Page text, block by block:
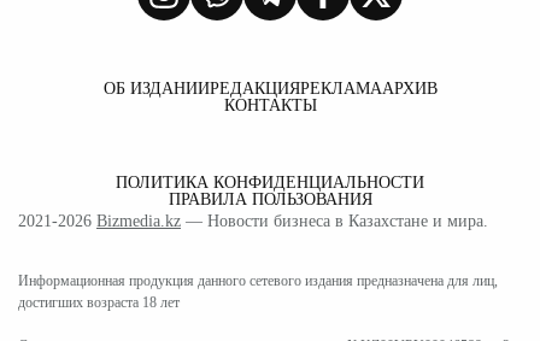
ОБ ИЗДАНИИРЕДАКЦИЯРЕКЛАМААРХИВ
КОНТАКТЫ
ПОЛИТИКА КОНФИДЕНЦИАЛЬНОСТИ
ПРАВИЛА ПОЛЬЗОВАНИЯ
2021-2026 Bizmedia.kz — Новости бизнеса в Казахстане и мира.
Информационная продукция данного сетевого издания предназначена для лиц,
достигших возраста 18 лет